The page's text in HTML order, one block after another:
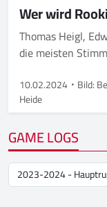
Wer wird
Thomas Heigl,
die meisten
10.02.2024 Bild:
Heide
GAME LOGS